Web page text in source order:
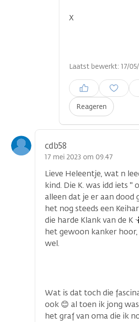
X
Laatst bewerkt: 17/05/
Reageren
Inloggen om een
plaatsen
cdb58
17 mei 2023 om 09.47
Lieve Heleentje, wat n
kind. Die K. was idd iets "
alleen dat je er aan dood
het nog steeds een
die harde Klank van de K
het gewoon kanker
wel.
Wat is dat toch die
ook 😊 al toen ik jong
het graf van oma die ik